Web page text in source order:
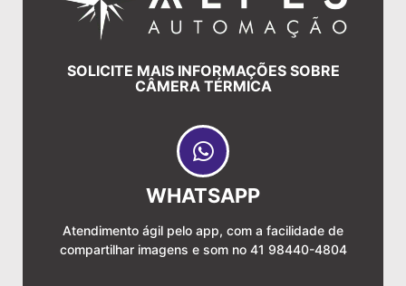
SOLICITE MAIS INFORMAÇÕES SOBRE
CÂMERA TÉRMICA
WHATSAPP
Atendimento ágil pelo app, com a facilidade de
compartilhar imagens e som no 41 98440-4804